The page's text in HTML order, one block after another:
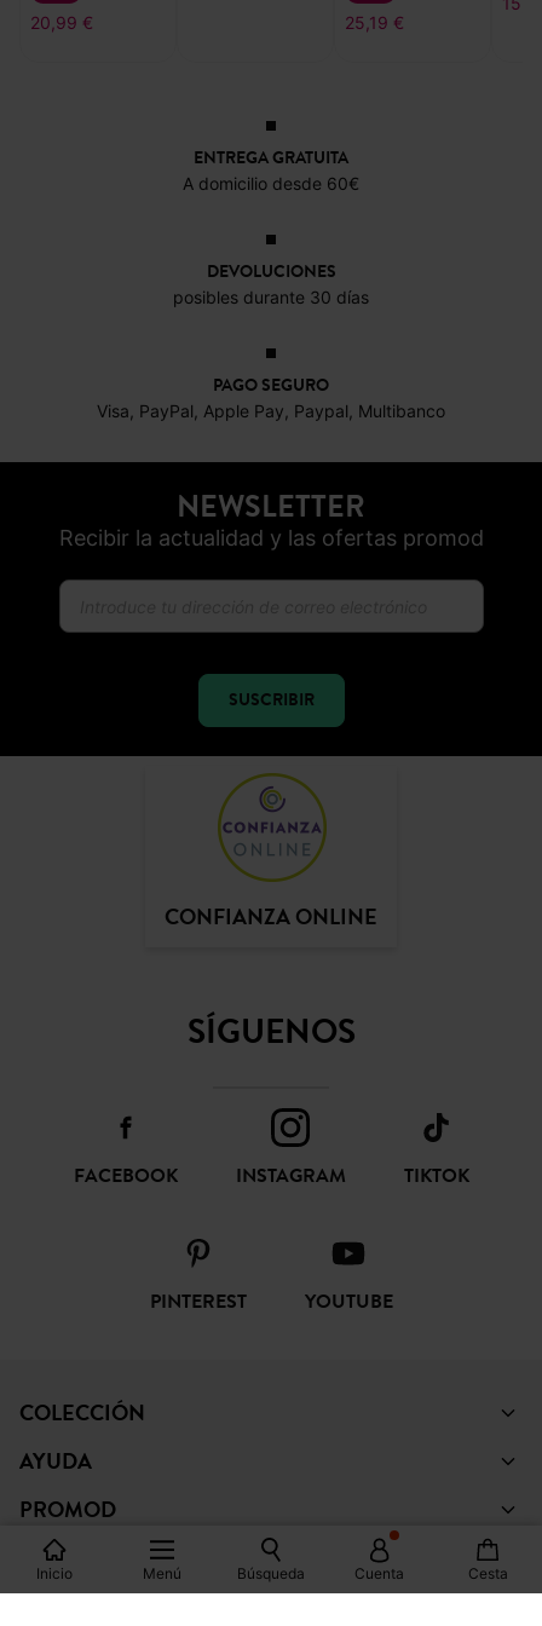
Inicio Menú Búsqueda Cuenta Cesta
20,99 €
25,19 €
ENTREGA GRATUITA
A domicilio desde 60€
DEVOLUCIONES
posibles durante 30 días
PAGO SEGURO
Visa, PayPal, Apple Pay, Paypal, Multibanco
NEWSLETTER
Recibir la actualidad y las ofertas promod
SUSCRIBIR
CONFIANZA ONLINE
SÍGUENOS
FACEBOOK INSTAGRAM TIKTOK
PINTEREST YOUTUBE
COLECCIÓN
AYUDA
PROMOD
LEGAL